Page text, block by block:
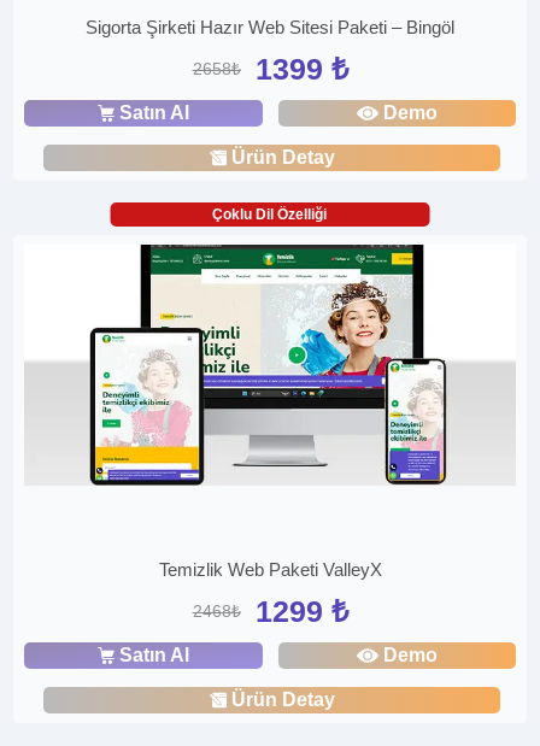
Sigorta Şirketi Hazır Web Sitesi Paketi – Bingöl
2658₺ 1399 ₺
Satın Al Demo
Ürün Detay
Çoklu Dil Özelliği
Temizlik Web Paketi ValleyX
2468₺ 1299 ₺
Satın Al Demo
Ürün Detay